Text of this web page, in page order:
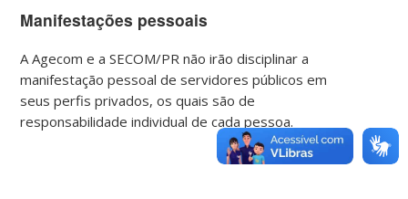
Manifestações pessoais
A Agecom e a SECOM/PR não irão disciplinar a
manifestação pessoal de servidores públicos em
seus perfis privados, os quais são de
responsabilidade individual de cada pessoa.